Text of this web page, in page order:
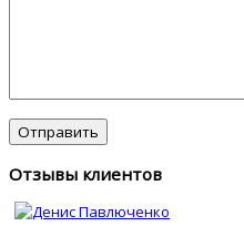
Отзывы клиентов